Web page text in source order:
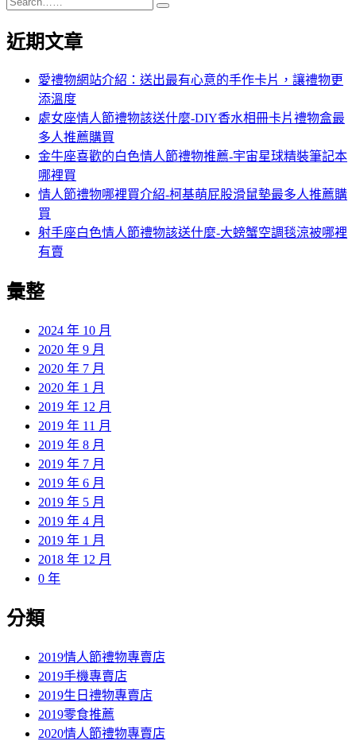
覽
近期文章
愛禮物網站介紹：送出最有心意的手作卡片，讓禮物更
添溫度
處女座情人節禮物該送什麼-DIY香水相冊卡片禮物盒最
多人推薦購買
金牛座喜歡的白色情人節禮物推薦-宇宙星球精裝筆記本
哪裡買
情人節禮物哪裡買介紹-柯基萌屁股滑鼠墊最多人推薦購
買
射手座白色情人節禮物該送什麼-大螃蟹空調毯涼被哪裡
有賣
彙整
2024 年 10 月
2020 年 9 月
2020 年 7 月
2020 年 1 月
2019 年 12 月
2019 年 11 月
2019 年 8 月
2019 年 7 月
2019 年 6 月
2019 年 5 月
2019 年 4 月
2019 年 1 月
2018 年 12 月
0 年
分類
2019情人節禮物專賣店
2019手機專賣店
2019生日禮物專賣店
2019零食推薦
2020情人節禮物專賣店